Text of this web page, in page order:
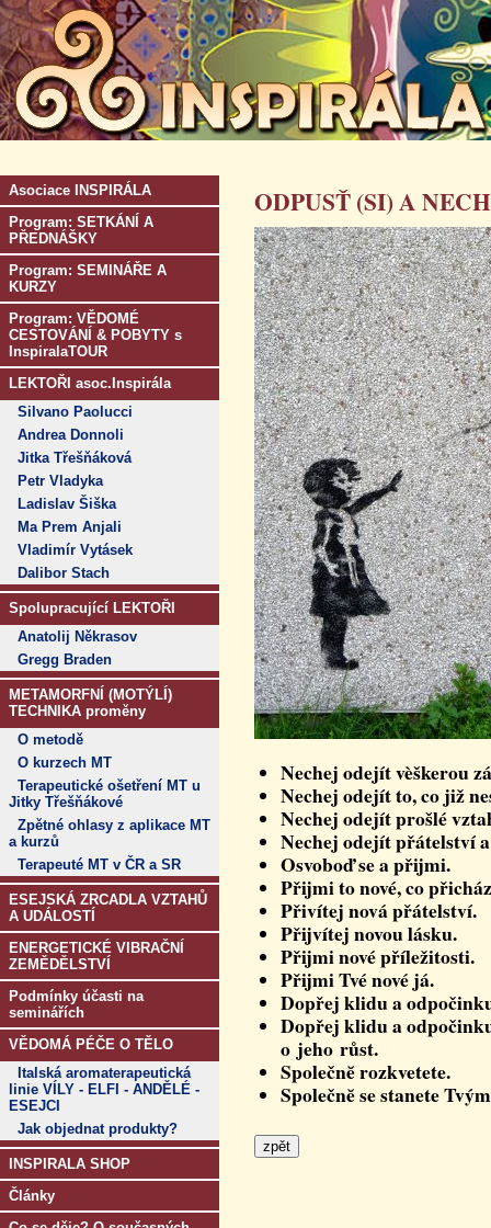
Asociace INSPIRÁLA
Program: SETKÁNÍ A
PŘEDNÁŠKY
Program: SEMINÁŘE A
KURZY
Program: VĚDOMÉ
CESTOVÁNÍ & POBYTY s
InspiralaTOUR
LEKTOŘI asoc.Inspirála
Silvano Paolucci
Andrea Donnoli
Jitka Třešňáková
Petr Vladyka
Ladislav Šiška
Ma Prem Anjali
Vladimír Vytásek
Dalibor Stach
Spolupracující LEKTOŘI
Anatolij Někrasov
Gregg Braden
METAMORFNÍ (MOTÝLÍ)
TECHNIKA proměny
O metodě
O kurzech MT
Terapeutické ošetření MT u
Jitky Třešňákové
Zpětné ohlasy z aplikace MT
a kurzů
Terapeuté MT v ČR a SR
ESEJSKÁ ZRCADLA VZTAHŮ
A UDÁLOSTÍ
ENERGETICKÉ VIBRAČNÍ
ZEMĚDĚLSTVÍ
Podmínky účasti na
seminářích
VĚDOMÁ PÉČE O TĚLO
Italská aromaterapeutická
linie VÍLY - ELFI - ANDĚLÉ -
ESEJCI
Jak objednat produkty?
INSPIRALA SHOP
Články
ODPUSŤ (SI) A
Nechej odejít vèškerou
Nechej odejít to, co již
Nechej odejít prošlé
Nechej odejít přátelství
Osvoboď se a přijmi.
Přijmi to nové, co
Přivítej nová přátelství.
Přijvítej novou lásku.
Přijmi nové příležitosti.
Přijmi Tvé nové já.
Dopřej klidu a
Dopřej klidu a
o jeho růst.
Společnĕ rozkvetete.
Společnĕ se stanete